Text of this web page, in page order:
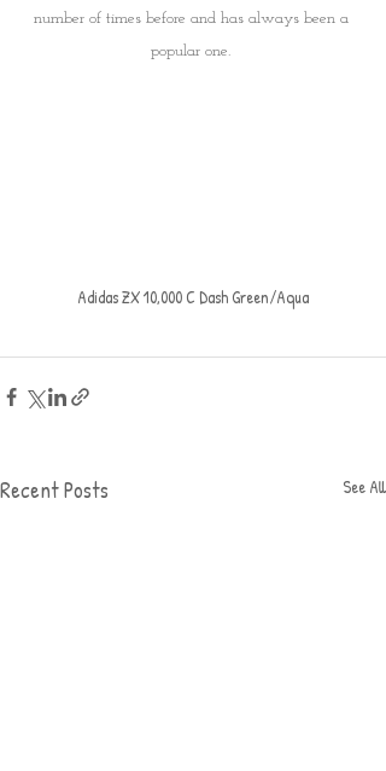
number of times before and has always been a
popular one.
Adidas ZX 10,000 C Dash Green/Aqua
Recent Posts See All